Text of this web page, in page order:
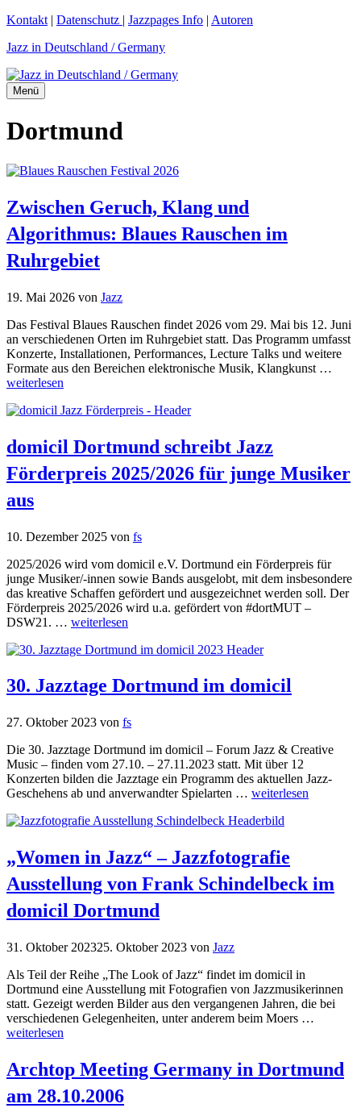
Zum
springen
Kontakt | Datenschutz | Jazzpages Info | Autoren
Jazz in Deutschland / Germany
Menü
Dortmund
Zwischen Geruch, Klang und
Algorithmus: Blaues Rauschen im
Ruhrgebiet
19. Mai 2026 von Jazz
Das Festival Blaues Rauschen findet 2026 vom 29. Mai bis 12. Juni
an verschiedenen Orten im Ruhrgebiet statt. Das Programm umfasst
Konzerte, Installationen, Performances, Lecture Talks und weitere
Formate aus den Bereichen elektronische Musik, Klangkunst …
weiterlesen
domicil Dortmund schreibt Jazz
Förderpreis 2025/2026 für junge Musiker
aus
10. Dezember 2025 von fs
2025/2026 wird vom domicil e.V. Dortmund ein Förderpreis für
junge Musiker/-innen sowie Bands ausgelobt, mit dem insbesondere
das kreative Schaffen gefördert und ausgezeichnet werden soll. Der
Förderpreis 2025/2026 wird u.a. gefördert von #dortMUT –
DSW21. … weiterlesen
30. Jazztage Dortmund im domicil
27. Oktober 2023 von fs
Die 30. Jazztage Dortmund im domicil – Forum Jazz & Creative
Music – finden vom 27.10. – 27.11.2023 statt. Mit über 12
Konzerten bilden die Jazztage ein Programm des aktuellen Jazz-
Geschehens ab und anverwandter Spielarten … weiterlesen
„Women in Jazz“ – Jazzfotografie
Ausstellung von Frank Schindelbeck im
domicil Dortmund
31. Oktober 202325. Oktober 2023 von Jazz
Als Teil der Reihe „The Look of Jazz“ findet im domicil in
Dortmund eine Ausstellung mit Fotografien von Jazzmusikerinnen
statt. Gezeigt werden Bilder aus den vergangenen Jahren, die bei
verschiedenen Gelegenheiten, unter anderem beim Moers …
weiterlesen
Archtop Meeting Germany in Dortmund
am 28.10.2006